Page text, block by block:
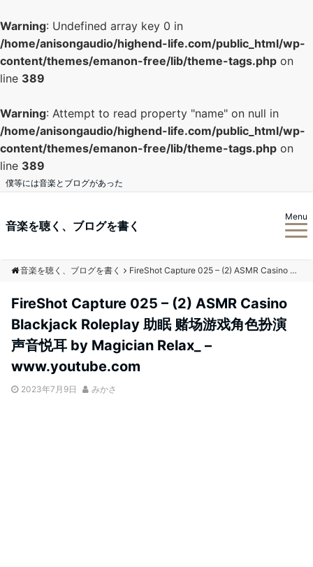
Warning: Undefined array key 0 in
/home/anisongaudio/highend-life.com/public_html/wp-
content/themes/emanon-free/lib/theme-tags.php on
line 389
Warning: Attempt to read property "name" on null in
/home/anisongaudio/highend-life.com/public_html/wp-
content/themes/emanon-free/lib/theme-tags.php on
line 389
僕等には音楽とブログがあった
音楽を聴く、ブログを書く
Menu
音楽を聴く、ブログを書く FireShot Capture 025 – (2) ASMR Casino Blackjack Roleplay 助眠 赌场游戏角色扮演 声音悦耳 by Magician Relax_ – www.youtube.com
FireShot Capture 025 – (2) ASMR Casino
Blackjack Roleplay 助眠 赌场游戏角色扮演
声音悦耳 by Magician Relax_ –
www.youtube.com
2023年7月9日 みかさ